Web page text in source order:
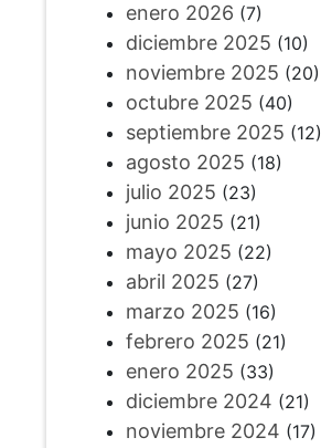
enero 2026 (7)
diciembre 2025 (10)
noviembre 2025 (20)
octubre 2025 (40)
septiembre 2025 (12)
agosto 2025 (18)
julio 2025 (23)
junio 2025 (21)
mayo 2025 (22)
abril 2025 (27)
marzo 2025 (16)
febrero 2025 (21)
enero 2025 (33)
diciembre 2024 (21)
noviembre 2024 (17)